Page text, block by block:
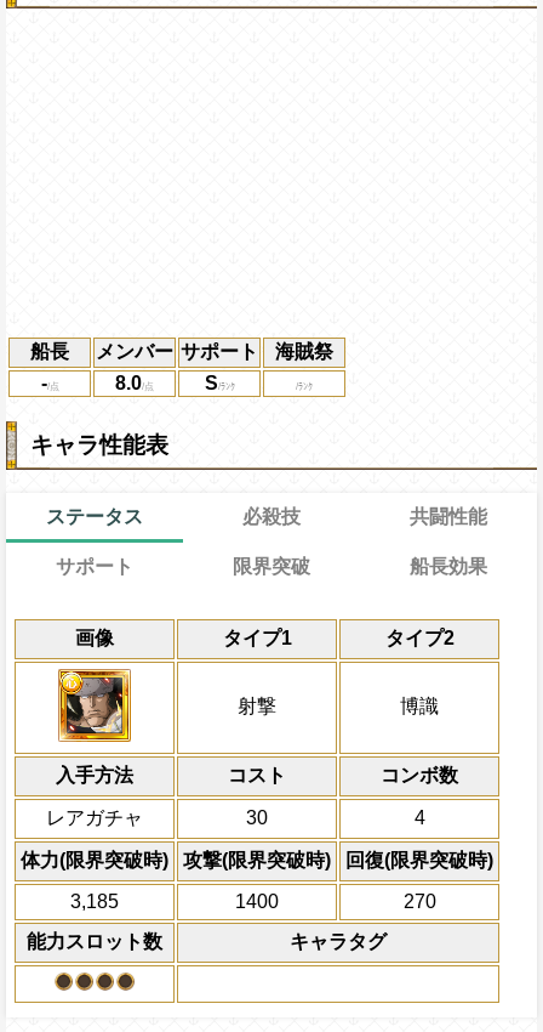
船長 メンバー サポート
海賊祭
-
8.0 S
キャラ性能表
ステータス
画像 タイプ1 タイプ2
射撃 博識
入手方法 コスト コンボ数
レアガチャ 30 4
体力(限界突破時) 攻撃(限界突破時)
回復(限界突破時)
3,185
1400
270
能力スロット数
キャラタグ
必殺技
通常 20→15ターン
限界突破
通常時
封じ・船長効果無効状態を7ターン回復
る
上限突破
共闘性能
共闘性能
船長効果
冒険開始時の必殺タ
キャラの攻撃を
にし、他の属性キャ
必殺技
ターン数：8
敵1体のHPを25%減
体力の上限を無視し
×30倍の全プレイヤー
(最大体力の2倍上限
えている時、体力満
になる)、全プレイヤ
果無効を2ターン回復
サポート
効果
冒険中1回限り、敵から船長効果無効状態
の一味の行動時に船長効果無効状態を5
モリア ペローナ
限界突破
力
習得する効果
自分がPERFECT攻撃成功で自分の
ターンも継続する
自分は吹き飛ばされない
知属性の被ダメ5%減
冒険中1回限りスキル使用直後に必殺
で短縮
船長効果
通常時
射撃タイプキャラの攻撃を2.5倍、体力を
Lv上限突破